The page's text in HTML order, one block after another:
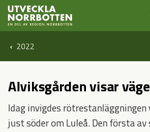
Öppna sidans huvudnavigering
Hoppa till sidans innehåll
2022
Alviksgården visar
Idag invigdes rötrestanläggningen
just söder om Luleå. Den första